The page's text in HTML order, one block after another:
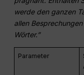
werde den ganzen
allen
Wörter.”
Parameter